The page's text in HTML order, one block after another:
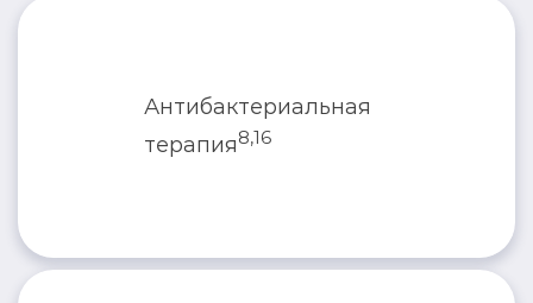
Антибактериальная
терапия8,16